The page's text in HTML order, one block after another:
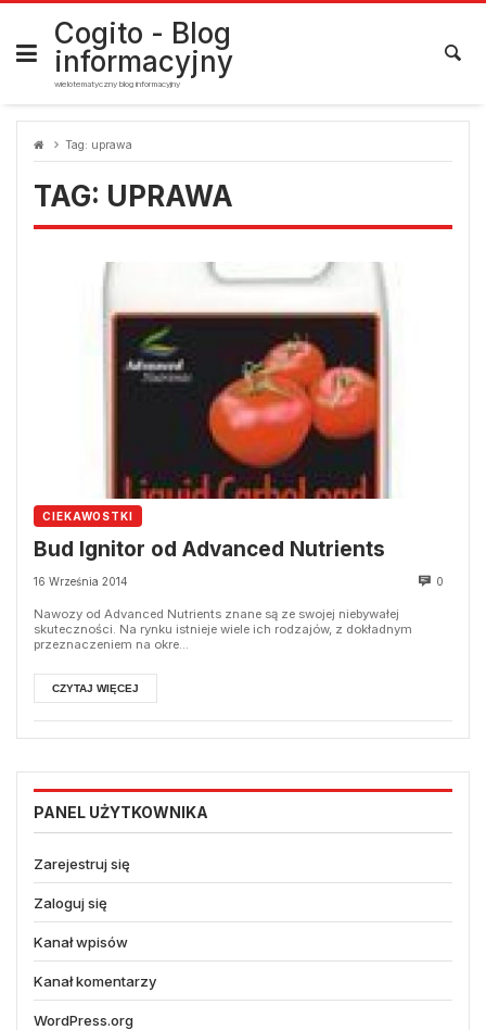
Skip
content
Cogito - Blog
informacyjny
wielotematyczny blog informacyjny
Tag: uprawa
TAG: UPRAWA
CIEKAWOSTKI
Bud Ignitor od Advanced Nutrients
16 Września 2014 0
Nawozy od Advanced Nutrients znane są ze swojej niebywałej
skuteczności. Na rynku istnieje wiele ich rodzajów, z dokładnym
przeznaczeniem na okre...
CZYTAJ WIĘCEJ
PANEL UŻYTKOWNIKA
Zarejestruj się
Zaloguj się
Kanał wpisów
Kanał komentarzy
WordPress.org